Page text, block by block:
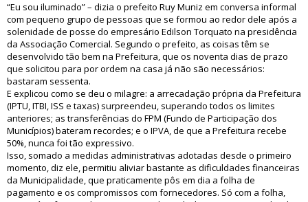
“Eu sou iluminado” – dizia o prefeito Ruy Muniz em conversa informal
com pequeno grupo de pessoas que se formou ao redor dele após a
solenidade de posse do empresário Edilson Torquato na presidência
da Associação Comercial. Segundo o prefeito, as coisas têm se
desenvolvido tão bem na Prefeitura, que os noventa dias de prazo
que solicitou para por ordem na casa já não são necessários:
bastaram sessenta.
E explicou como se deu o milagre: a arrecadação própria da Prefeitura
(IPTU, ITBI, ISS e taxas) surpreendeu, superando todos os limites
anteriores; as transferências do FPM (Fundo de Participação dos
Municípios) bateram recordes; e o IPVA, de que a Prefeitura recebe
50%, nunca foi tão expressivo.
Isso, somado a medidas administrativas adotadas desde o primeiro
momento, diz ele, permitiu aliviar bastante as dificuldades financeiras
da Municipalidade, que praticamente pôs em dia a folha de
pagamento e os compromissos com fornecedores. Só com a folha,